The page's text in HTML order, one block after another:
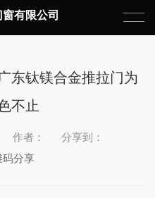
有限公司
东钛镁合金推拉门为
不止
作者：
分享到：
码分享